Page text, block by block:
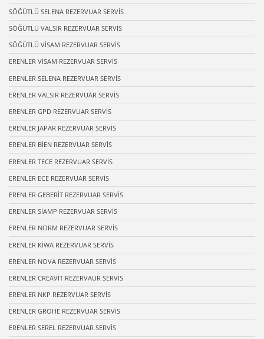
SÖĞÜTLÜ SELENA REZERVUAR SERVİS
SÖĞÜTLÜ VALSİR REZERVUAR SERVİS
SÖĞÜTLÜ VİSAM REZERVUAR SERVİS
ERENLER VİSAM REZERVUAR SERVİS
ERENLER SELENA REZERVUAR SERVİS
ERENLER VALSİR REZERVUAR SERVİS
ERENLER GPD REZERVUAR SERVİS
ERENLER JAPAR REZERVUAR SERVİS
ERENLER BİEN REZERVUAR SERVİS
ERENLER TECE REZERVUAR SERVİS
ERENLER ECE REZERVUAR SERVİS
ERENLER GEBERİT REZERVUAR SERVİS
ERENLER SİAMP REZERVUAR SERVİS
ERENLER NORM REZERVUAR SERVİS
ERENLER KİWA REZERVUAR SERVİS
ERENLER NOVA REZERVUAR SERVİS
ERENLER CREAVİT REZERVAUR SERVİS
ERENLER NKP REZERVUAR SERVİS
ERENLER GROHE REZERVUAR SERVİS
ERENLER SEREL REZERVUAR SERVİS